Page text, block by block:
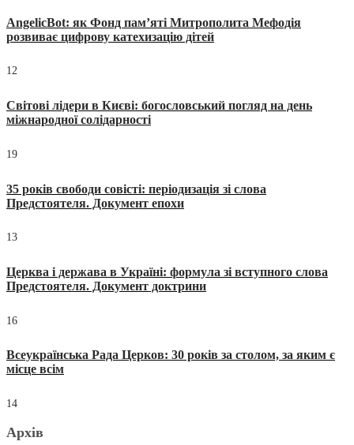
AngelicBot: як Фонд пам’яті Митрополита Мефодія
розвиває цифрову катехизацію дітей
12
Світові лідери в Києві: богословський погляд на день
міжнародної солідарності
19
35 років свободи совісті: періодизація зі слова
Предстоятеля. Документ епохи
13
Церква і держава в Україні: формула зі вступного слова
Предстоятеля. Документ доктрини
16
Всеукраїнська Рада Церков: 30 років за столом, за яким є
місце всім
14
Архів